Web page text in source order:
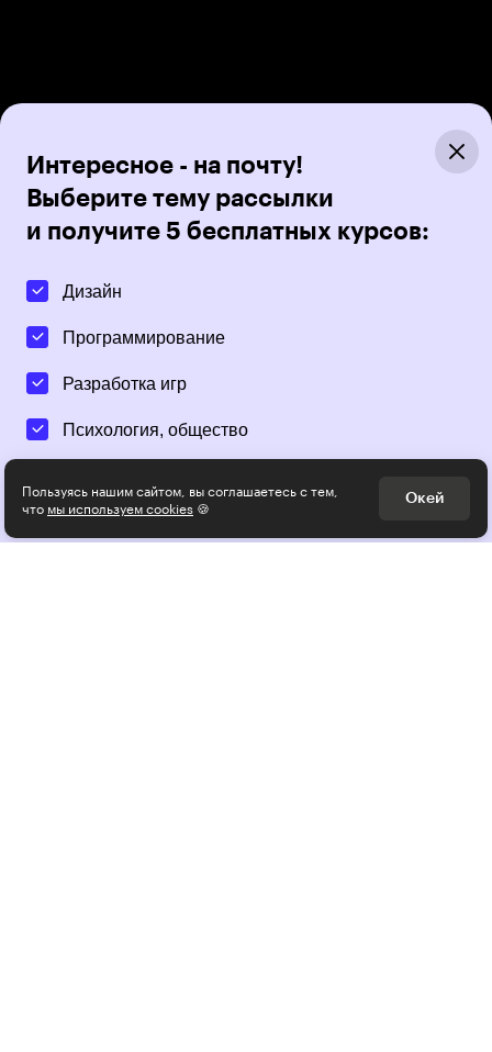
Пользуясь нашим сайтом, вы соглашаетесь с тем,
что мы используем cookies 🍪 Окей
Интересное - на почту!
Выберите тему рассылки
и получите 5 бесплатных курсов:
Дизайн
Программирование
Разработка игр
Психология, общество
Маркетинг